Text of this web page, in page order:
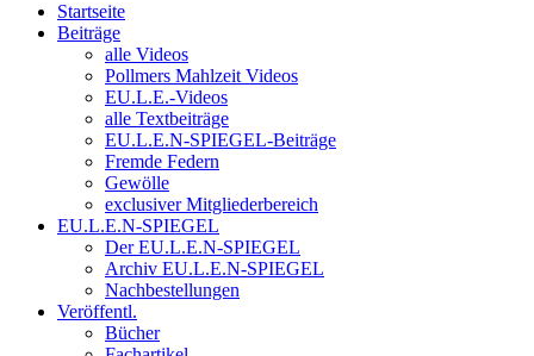
Startseite
Beiträge
alle Videos
Pollmers Mahlzeit Videos
EU.L.E.-Videos
alle Textbeiträge
EU.L.E.N-SPIEGEL-Beiträge
Fremde Federn
Gewölle
exclusiver Mitgliederbereich
EU.L.E.N-SPIEGEL
Der EU.L.E.N-SPIEGEL
Archiv EU.L.E.N-SPIEGEL
Nachbestellungen
Veröffentl.
Bücher